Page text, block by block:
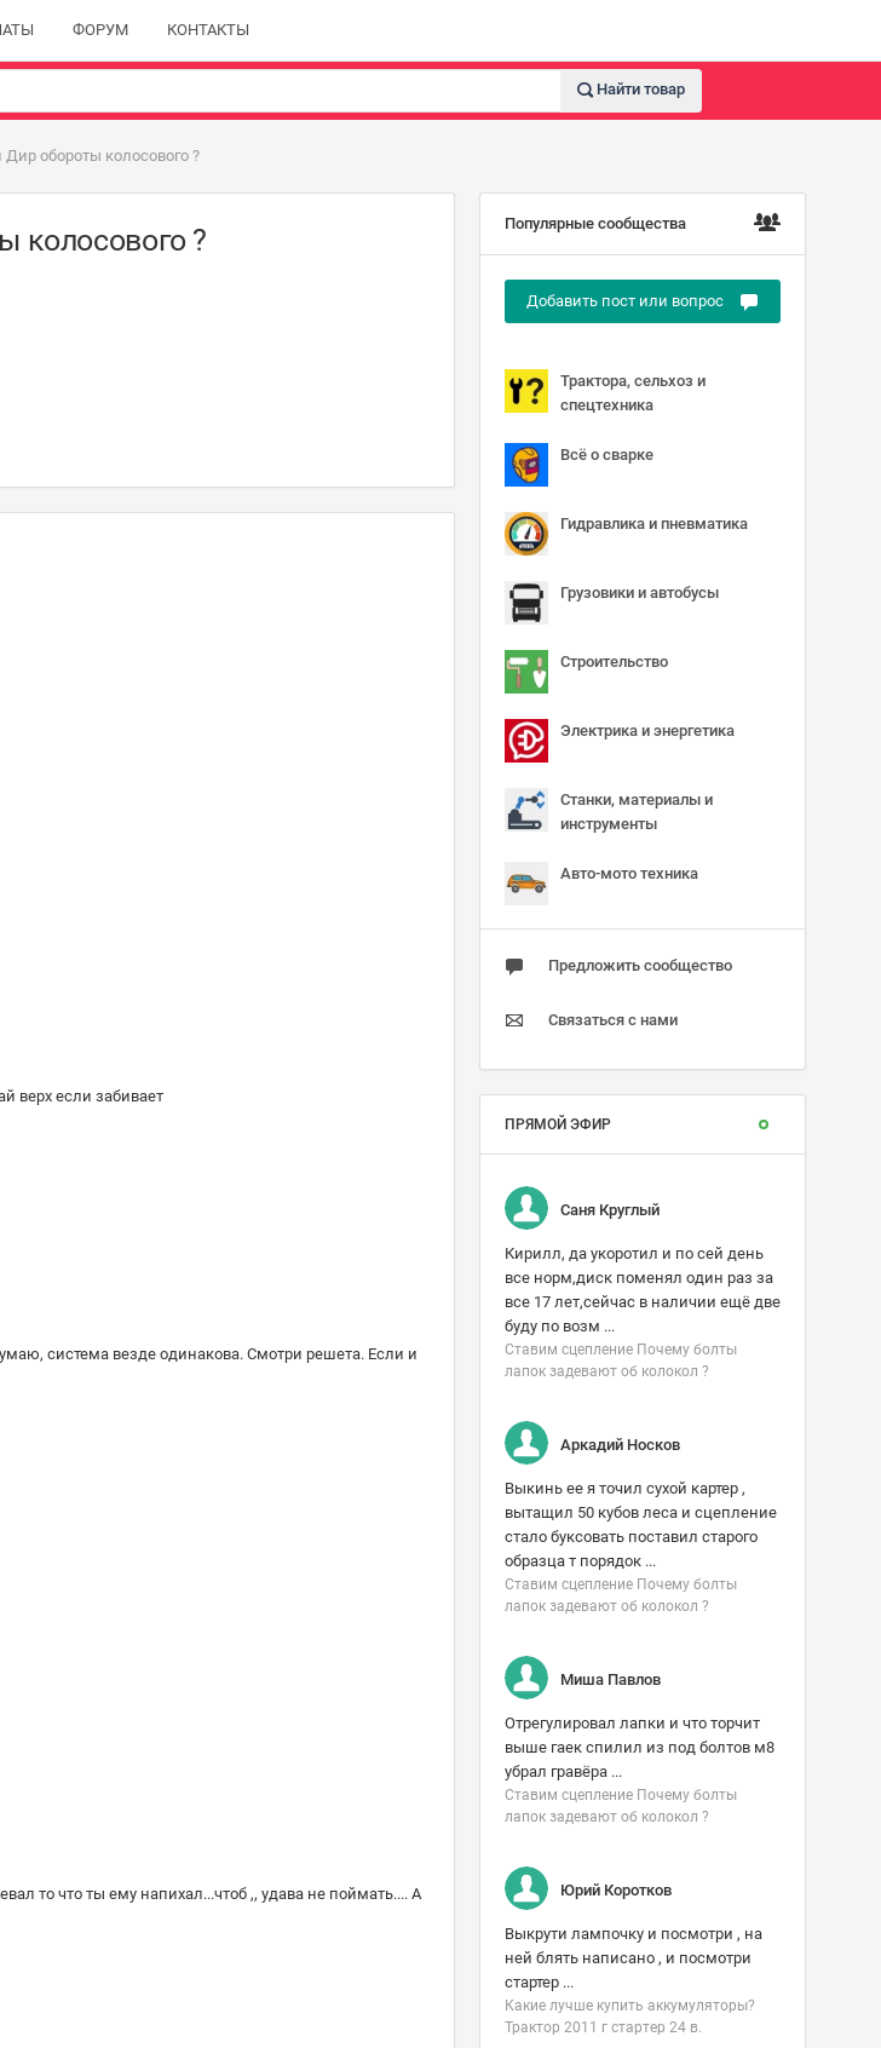
ФОРУМ КОНТАКТЫ
Найти товар
обороты колосового ?
колосового ?
верх если забивает
система везде одинакова. Смотри решета. Если и
то что ты ему напихал...чтоб ,, удава не поймать.... А
Популярные сообщества
Добавить пост или вопрос
Трактора, сельхоз и
спецтехника
Всё о сварке
Гидравлика и пневматика
Грузовики и автобусы
Строительство
Электрика и энергетика
Станки, материалы и
инструменты
Авто-мото техника
Предложить сообщество
Связаться с нами
ПРЯМОЙ ЭФИР
Саня Круглый
Кирилл, да укоротил и по сей день
все норм,диск поменял один раз за
все 17 лет,сейчас в наличии ещё две
буду по возм ...
Ставим сцепление Почему болты
лапок задевают об колокол ?
Аркадий Носков
Выкинь ее я точил сухой картер ,
вытащил 50 кубов леса и сцепление
стало буксовать поставил старого
образца т порядок ...
Ставим сцепление Почему болты
лапок задевают об колокол ?
Миша Павлов
Отрегулировал лапки и что торчит
выше гаек спилил из под болтов м8
убрал гравёра ...
Ставим сцепление Почему болты
лапок задевают об колокол ?
Юрий Коротков
Выкрути лампочку и посмотри , на
ней блять написано , и посмотри
стартер ...
Какие лучше купить аккумуляторы?
Трактор 2011 г стартер 24 в.